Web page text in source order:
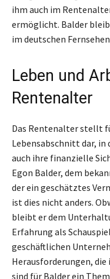
ihm auch im
ermöglicht. Balder
im deutschen
Leben und
Rentenalter
Das Rentenalter stellt
Lebensabschnitt dar, in
auch ihre finanzielle
Egon Balder, dem
der ein geschätztes
ist dies nicht anders.
bleibt er dem
Erfahrung als
geschäftlichen
Herausforderungen,
sind für Balder ein